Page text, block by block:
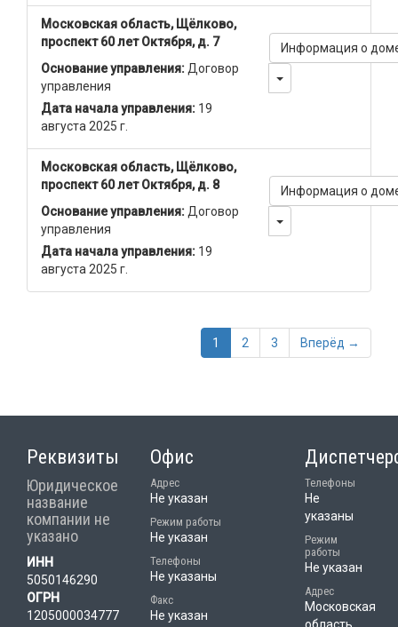
Московская область, Щёлково,
проспект 60 лет Октября, д. 7
Основание управления: Договор
управления
Дата начала управления: 19
августа 2025 г.
Информация о
Toggle Dropdown
Московская область, Щёлково,
проспект 60 лет Октября, д. 8
Основание управления: Договор
управления
Дата начала управления: 19
августа 2025 г.
Информация о
Toggle Dropdown
1 2 3 Вперёд →
Реквизиты
Юридическое
название
компании не
указано
ИНН
5050146290
ОГРН
1205000034777
Офис
Адрес
Не указан
Режим работы
Не указан
Телефоны
Не указаны
Факс
Не указан
Телефоны
Не
указаны
Режим
работы
Не указан
Адрес
Московская